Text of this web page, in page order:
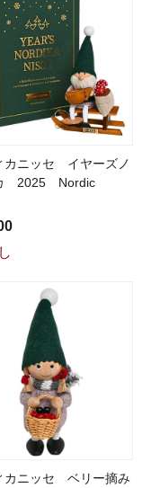
カニッセ イヤーズノ
2025 Nordic
カニッセ ベリー摘み